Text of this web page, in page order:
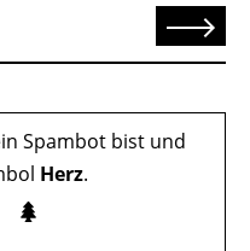
Senden
Spambot bist und
Herz.